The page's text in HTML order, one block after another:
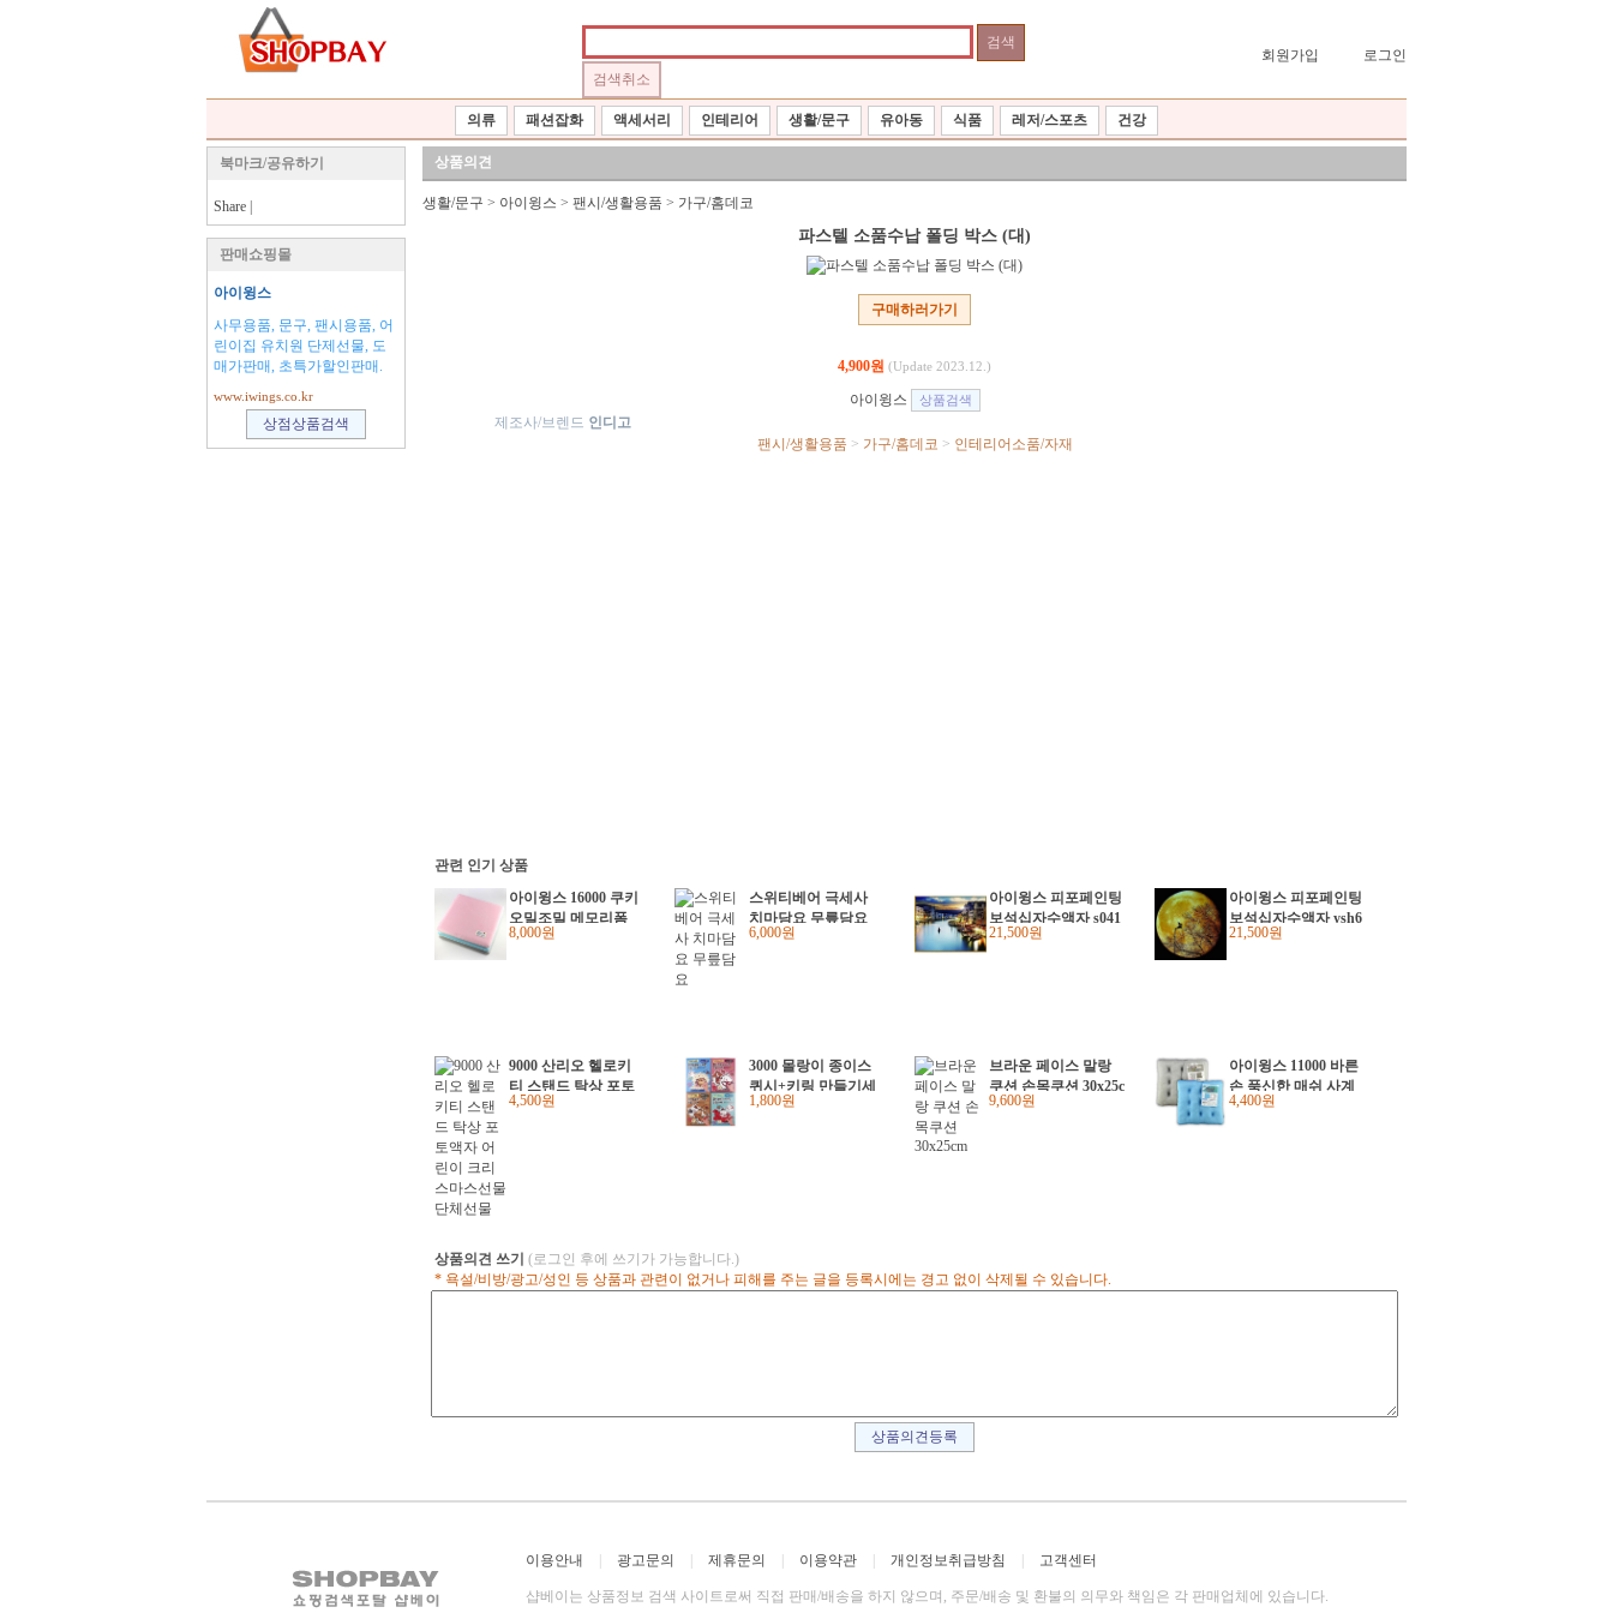
회원가입 로그인
의류 패션잡화 액세서리 인테리어 생활/문구 유아동 식품 레저/스포츠 건강
북마크/공유하기
Share
판매쇼핑몰
아이윙스
사무용품, 문구, 팬시용품, 어
린이집 유치원 단제선물, 도
매가판매, 초특가할인판매.
www.iwings.co.kr
상품의견
생활/문구 > 아이윙스 > 팬시/생활용품 > 가구/홈데코
파스텔 소품수납 폴딩 박스 (대)
구매하러가기
4,900원 (Update 2023.12.)
아이윙스
제조사/브렌드 인디고
팬시/생활용품 > 가구/홈데코 > 인테리어소품/자재
관련 인기 상품
아이윙스 16000 쿠키
오밀조밀 메모리폼
폭신 방석
8,000원
스위티베어 극세사
치마담요 무릎담요
6,000원
아이윙스 피포페인팅
보석십자수액자 s041
2 아쿠와폴리스 diy키
21,500원
아이윙스 피포페인팅
보석십자수액자 ysh6
46 버드인문 diy키트
21,500원
9000 산리오 헬로키
티 스탠드 탁상 포토
액자 어린이 크리스
4,500원
3000 몰랑이 종이스
퀴시+키링 만들기세
트 색칠공부 diy 열쇠
1,800원
브라운 페이스 말랑
쿠션 손목쿠션 30x25c
m
9,600원
아이윙스 11000 바른
손 푹신한 매쉬 사계
절 양면방석
4,400원
상품의견 쓰기 (로그인 후에 쓰기가 가능합니다.)
* 욕설/비방/광고/성인 등 상품과 관련이 없거나 피해를 주는 글을 등록시에는 경고 없이 삭제될 수 있습니다.
이용안내 광고문의 제휴문의 이용약관 개인정보취급방침 고객센터
샵베이는 상품정보 검색 사이트로써 직접 판매/배송을 하지 않으며, 주문/배송 및 환불의 의무와 책임은 각 판매업체에 있습니다.